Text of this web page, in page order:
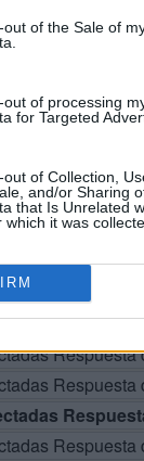
out of the Sale of
out of processing
for Targeted
of Collection,
and/or Sharing
that Is Unrelated
it was
los niveles:
Respuesta
Respuesta
Respuesta
Respuesta
Respuesta